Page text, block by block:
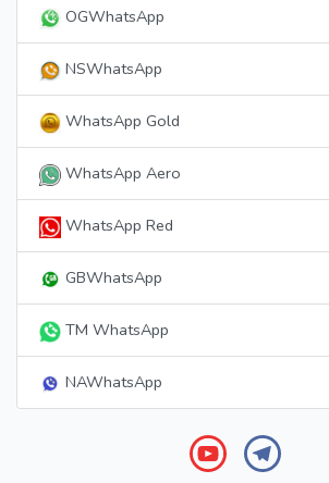
OGWhatsApp
NSWhatsApp
WhatsApp Gold
WhatsApp Aero
WhatsApp Red
GBWhatsApp
TM WhatsApp
NAWhatsApp